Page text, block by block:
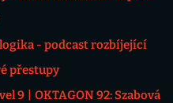
- podcast rozbíjející
přestupy
9
OKTAGON 92: Szabová